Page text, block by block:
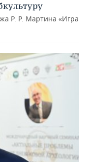
Р. Р. Мартина «Игра